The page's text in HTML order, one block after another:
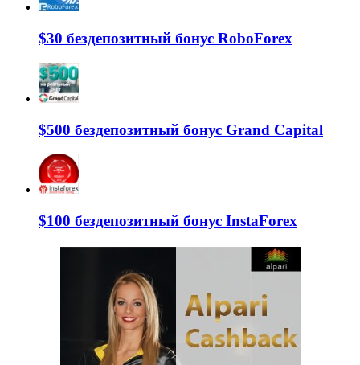
$30 бездепозитный бонус RoboForex
$500 бездепозитный бонус Grand Capital
$100 бездепозитный бонус InstaForex